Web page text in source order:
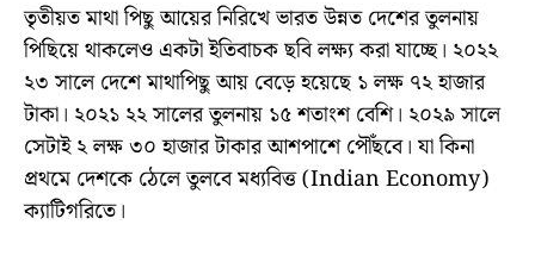
তৃতীয়ত মাথা পিছু আয়ের নিরিখে ভারত উন্নত দেশের তুলনায়
পিছিয়ে থাকলেও একটা ইতিবাচক ছবি লক্ষ্য করা যাচ্ছে। ২০২২
২৩ সালে দেশে মাথাপিছু আয় বেড়ে হয়েছে ১ লক্ষ ৭২ হাজার
টাকা। ২০২১ ২২ সালের তুলনায় ১৫ শতাংশ বেশি। ২০২৯ সালে
সেটাই ২ লক্ষ ৩০ হাজার টাকার আশপাশে পৌঁছবে। যা কিনা
প্রথমে দেশকে ঠেলে তুলবে মধ্যবিত্ত (Indian Economy)
ক্যাটিগরিতে।